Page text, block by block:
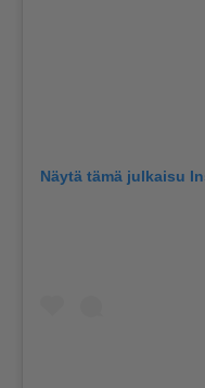
Näytä tämä julkaisu